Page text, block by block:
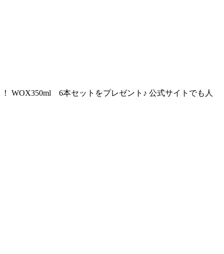
WOX350ml 6本セットをプレゼント♪ 公式サイトでも人